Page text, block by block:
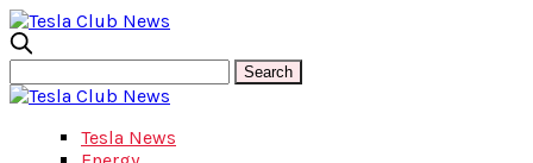
Tesla News